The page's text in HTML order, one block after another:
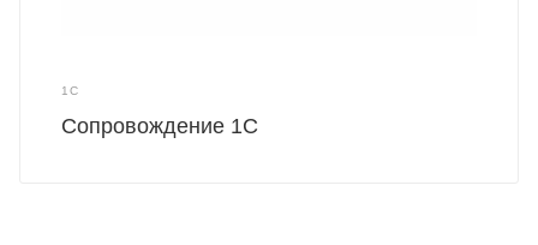
1С
Сопровождение 1С